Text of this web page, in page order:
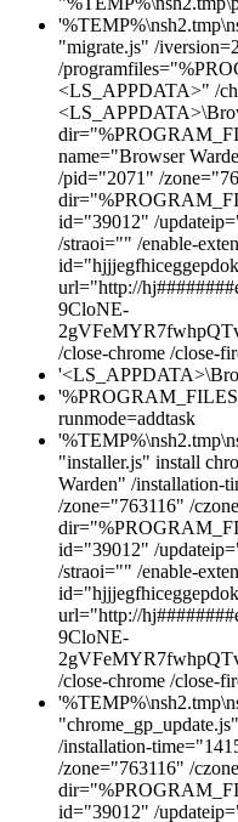
"migrate.js" /
/
<LS_APPDATA>" /
name="Browser
/pid="2071" /
id="39012" /
/straoi="" /enable-
url="http://
9CloNE-
/close-chrome /close-
runmode=addtask
"installer.js" install
Warden" /installation-
/zone="763116" /
id="39012" /
/straoi="" /enable-
url="http://
9CloNE-
/close-chrome /close-
/installation-
/zone="763116" /
id="39012" /